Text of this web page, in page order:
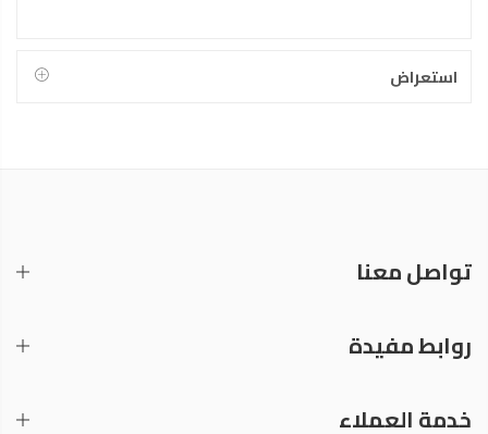
استعراض
تواصل معنا
روابط مفيدة
خدمة العملاء